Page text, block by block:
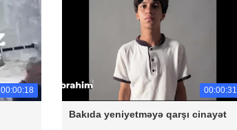
00:00:18 00:00:31
Bakıda yeniyetməyə qarşı cinayət